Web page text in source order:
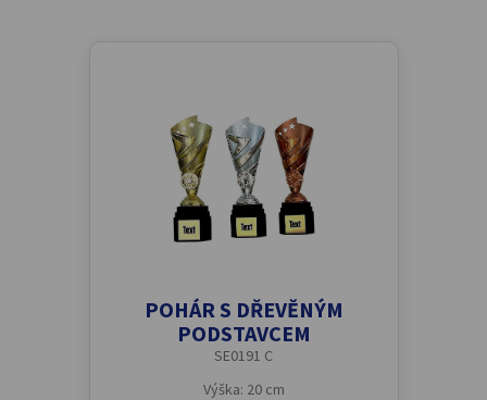
POHÁR S DŘEVĚNÝM
PODSTAVCEM
SE0191 C
Výška: 20 cm